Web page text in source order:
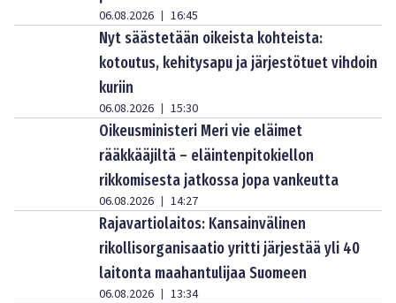
06.08.2026 | 16:45
Nyt säästetään oikeista kohteista:
kotoutus, kehitysapu ja järjestötuet vihdoin
kuriin
06.08.2026 | 15:30
Oikeusministeri Meri vie eläimet
rääkkääjiltä – eläintenpitokiellon
rikkomisesta jatkossa jopa vankeutta
06.08.2026 | 14:27
Rajavartiolaitos: Kansainvälinen
rikollisorganisaatio yritti järjestää yli 40
laitonta maahantulijaa Suomeen
06.08.2026 | 13:34